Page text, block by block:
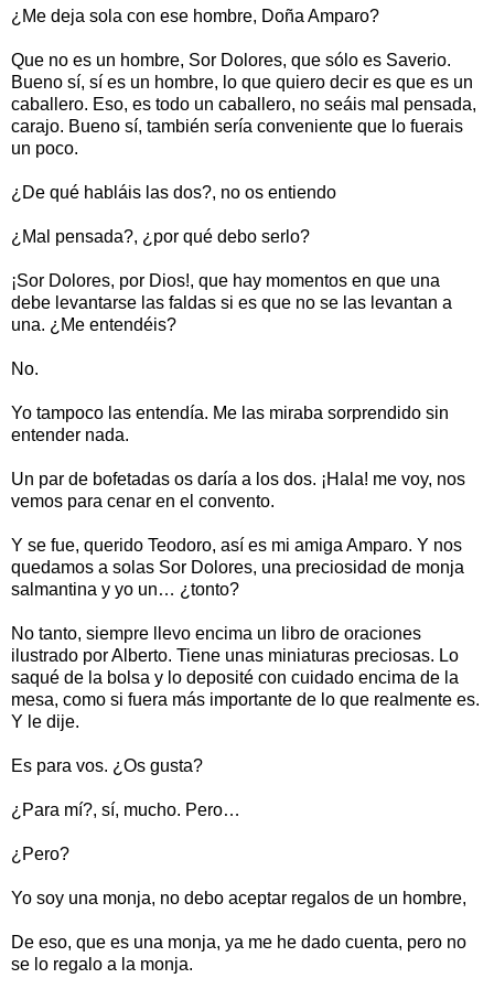
¿Me deja sola con ese hombre, Doña Amparo?
Que no es un hombre, Sor Dolores, que sólo es Saverio.
Bueno sí, sí es un hombre, lo que quiero decir es que es un
caballero. Eso, es todo un caballero, no seáis mal pensada,
carajo. Bueno sí, también sería conveniente que lo fuerais
un poco.
¿De qué habláis las dos?, no os entiendo
¿Mal pensada?, ¿por qué debo serlo?
¡Sor Dolores, por Dios!, que hay momentos en que una
debe levantarse las faldas si es que no se las levantan a
una. ¿Me entendéis?
No.
Yo tampoco las entendía. Me las miraba sorprendido sin
entender nada.
Un par de bofetadas os daría a los dos. ¡Hala! me voy, nos
vemos para cenar en el convento.
Y se fue, querido Teodoro, así es mi amiga Amparo. Y nos
quedamos a solas Sor Dolores, una preciosidad de monja
salmantina y yo un… ¿tonto?
No tanto, siempre llevo encima un libro de oraciones
ilustrado por Alberto. Tiene unas miniaturas preciosas. Lo
saqué de la bolsa y lo deposité con cuidado encima de la
mesa, como si fuera más importante de lo que realmente es.
Y le dije.
Es para vos. ¿Os gusta?
¿Para mí?, sí, mucho. Pero…
¿Pero?
Yo soy una monja, no debo aceptar regalos de un hombre,
De eso, que es una monja, ya me he dado cuenta, pero no
se lo regalo a la monja.